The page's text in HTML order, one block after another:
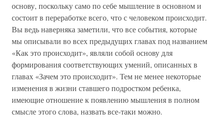
основу, поскольку само по себе мышление в основном и
состоит в переработке всего, что с человеком происходит.
Вы ведь наверняка заметили, что все события, которые
мы описывали во всех предыдущих главах под названием
«Как это происходит», являли собой основу для
формирования соответствующих умений, описанных в
главах «Зачем это происходит». Тем не менее некоторые
изменения в жизни ставшего подростком ребенка,
имеющие отношение к появлению мышления в полном
смысле этого слова, назвать все-таки можно.